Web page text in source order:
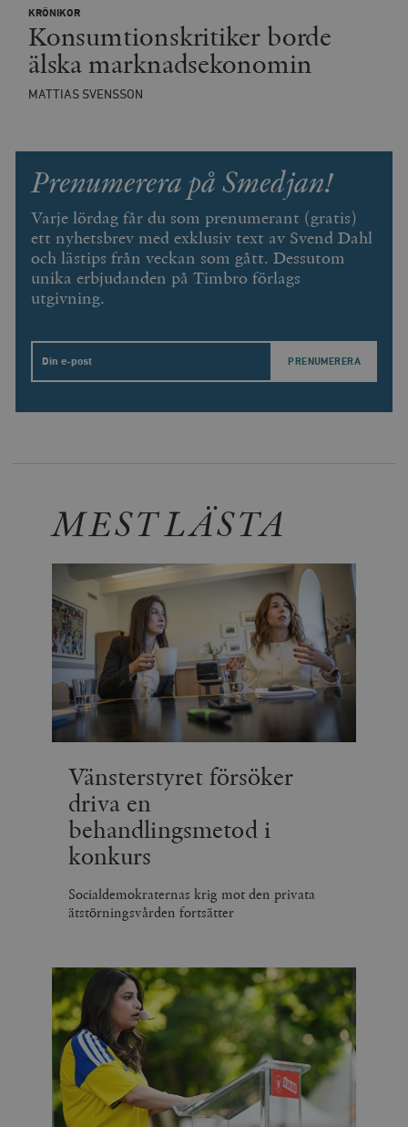
KRÖNIKOR
Konsumtionskritiker borde
älska marknadsekonomin
MATTIAS SVENSSON
Prenumerera på Smedjan!
Varje lördag får du som prenumerant (gratis)
ett nyhetsbrev med exklusiv text av Svend Dahl
och lästips från veckan som gått. Dessutom
unika erbjudanden på Timbro förlags
utgivning.
Email
MEST LÄSTA
Vänsterstyret försöker
driva en
behandlingsmetod i
konkurs
Socialdemokraternas krig mot den privata
ätstörningsvården fortsätter